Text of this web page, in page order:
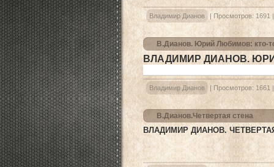
Владимир Дианов | Просмотров: 1691
В.Дианов. Юрий Любимов: кто-
ВЛАДИМИР ДИАНОВ.
Владимир Дианов | Просмотров: 1661
В.Дианов.Четвертая стена
ВЛАДИМИР ДИАНОВ.